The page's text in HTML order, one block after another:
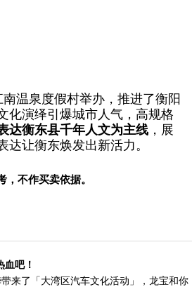
温泉度假村举办，推进了衡阳
化演绎引爆城市人气，高规格
达衡东县千年人文为主线 ，展
让衡东焕发出新活力。
不作买卖依据。
吧！
来了「大湾区汽车文化活动」，龙宝和你